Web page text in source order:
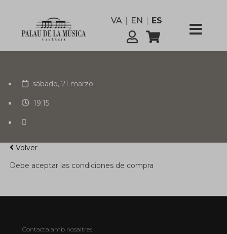
VA EN ESComisión
Servicios
sábado, 21 marzo
19:15
Volver
Debe aceptar las condiciones de compra
Contacta amb nosaltres